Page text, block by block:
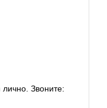
Звоните: